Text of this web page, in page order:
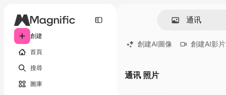
創建
首頁
搜尋
圖庫
創建AI圖像 創建AI影片
通讯 照片